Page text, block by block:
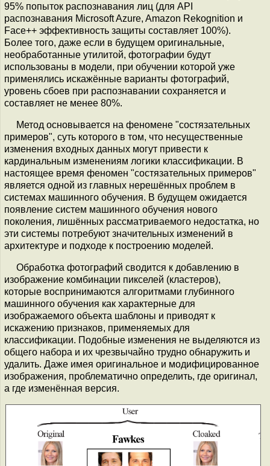
95% попыток распознавания лиц (для API
распознавания Microsoft Azure, Amazon Rekognition и
Face++ эффективность защиты составляет 100%).
Более того, даже если в будущем оригинальные,
необработанные утилитой, фотографии будут
использованы в модели, при обучении которой уже
применялись искажённые варианты фотографий,
уровень сбоев при распознавании сохраняется и
составляет не менее 80%.
Метод основывается на феномене "состязательных
примеров", суть которого в том, что несущественные
изменения входных данных могут привести к
кардинальным изменениям логики классификации. В
настоящее время феномен "состязательных примеров"
является одной из главных нерешённых проблем в
системах машинного обучения. В будущем ожидается
появление систем машинного обучения нового
поколения, лишённых рассматриваемого недостатка, но
эти системы потребуют значительных изменений в
архитектуре и подходе к построению моделей.
Обработка фотографий сводится к добавлению в
изображение комбинации пикселей (кластеров),
которые воспринимаются алгоритмами глубинного
машинного обучения как характерные для
изображаемого объекта шаблоны и приводят к
искажению признаков, применяемых для
классификации. Подобные изменения не выделяются из
общего набора и их чрезвычайно трудно обнаружить и
удалить. Даже имея оригинальное и модифицированное
изображения, проблематично определить, где оригинал,
а где изменённая версия.